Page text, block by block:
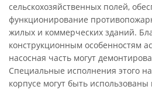
сельскохозяйственных полей,
функционирование
жилых и коммерческих зданий.
конструкционным особенностям
насосная часть могут
Специальные исполнения этого
корпусе могут быть